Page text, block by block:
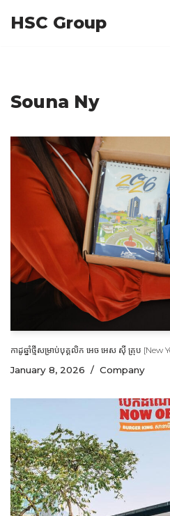
HSC Group
Souna Ny
កាដូឆ្នាំថ្មីសម្រាប់បុគ្គលិក អេច អេស ស៊ី គ្រុប [New
January 8, 2026 Company